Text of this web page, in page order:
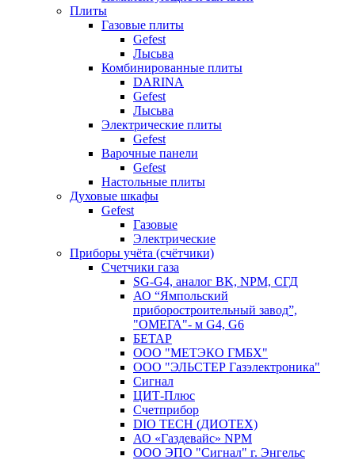
Плиты
Газовые плиты
Gefest
Лысьва
Комбинированные плиты
DARINA
Gefest
Лысьва
Электрические плиты
Gefest
Варочные панели
Gefest
Настольные плиты
Духовые шкафы
Gefest
Газовые
Электрические
Приборы учёта (счётчики)
Счетчики газа
SG-G4, аналог BK, NPM, СГД
АО “Ямпольский
приборостроительный завод”,
"ОМЕГА"- м G4, G6
БЕТАР
ООО "МЕТЭКО ГМБХ"
ООО "ЭЛЬСТЕР Газэлектроника"
Сигнал
ЦИТ-Плюс
Счетприбор
DIO TECH (ДИОТЕХ)
АО «Газдевайс» NPM
ООО ЭПО "Сигнал" г. Энгельс